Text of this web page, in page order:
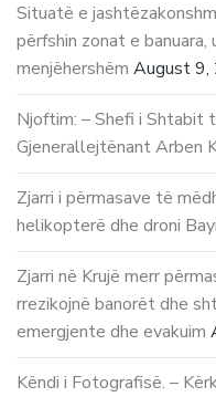
Situatë e
përfshin zonat e banuara,
menjëhershëm August 9,
Njoftim: – Shefi i Shtabit
Gjenerallejtënant Arben
Zjarri i përmasave të
helikopterë dhe droni
Zjarri në Krujë merr
rrezikojnë banorët dhe
emergjente dhe evakuim
Këndi i Fotografisë. –